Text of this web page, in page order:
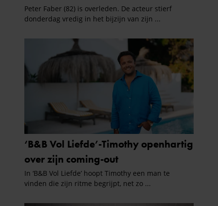
informatie over uw gebruik van onze site met onze
partners voor social media, adverteren en analyse. Deze
informatie die u aan ze heeft verstrekt of die ze hebben
verzameld op basis van uw gebruik van hun services. U
gaat akkoord met onze cookies als u onze website blijft
gebruiken.